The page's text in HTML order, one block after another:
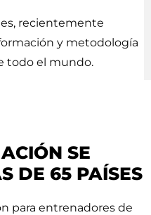
recientemente
y metodología
todo el mundo.
SE
DE 65 PAÍSES
para entrenadores de